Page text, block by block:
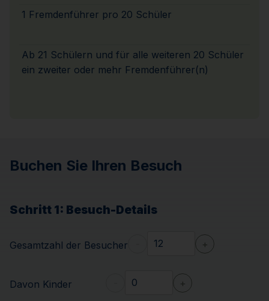
1 Fremdenführer pro 20 Schüler
Ab 21 Schülern und für alle weiteren 20 Schüler
ein zweiter oder mehr Fremdenführer(n)
Buchen Sie Ihren Besuch
Schritt 1: Besuch-Details
Gesamtzahl der Besucher +
Davon Kinder +